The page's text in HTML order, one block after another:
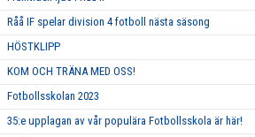
Råå IF spelar division 4 fotboll nästa säsong
HÖSTKLIPP
KOM OCH TRÄNA MED OSS!
Fotbollsskolan 2023
35:e upplagan av vår populära Fotbollsskola är här!